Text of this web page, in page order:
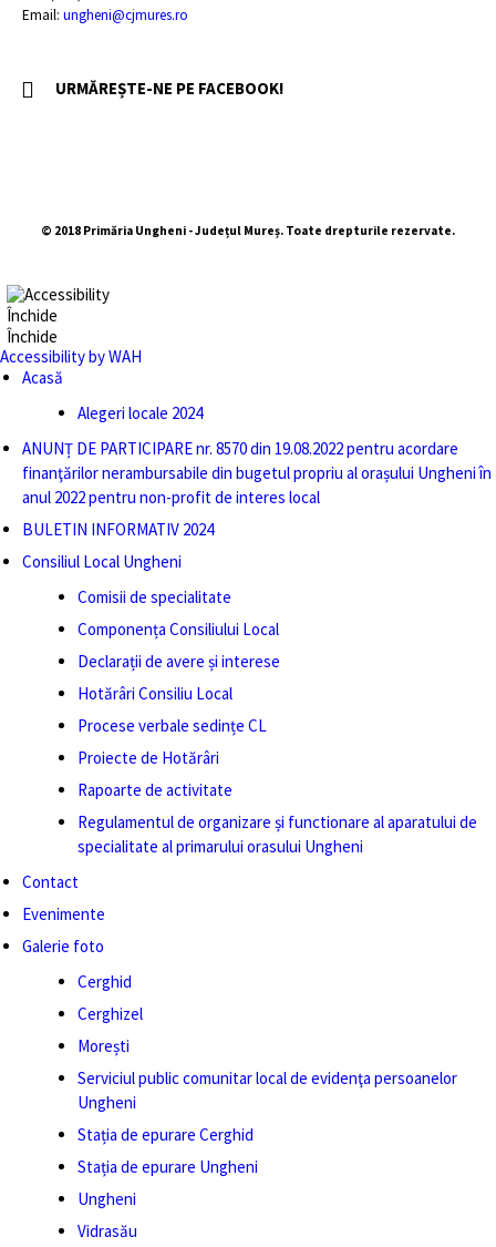
Email: ungheni@cjmures.ro
URMĂREȘTE-NE PE FACEBOOK!
© 2018 Primăria Ungheni - Județul Mureș. Toate drepturile rezervate.
Închide
Închide
Accessibility by WAH
Acasă
Alegeri locale 2024
ANUNȚ DE PARTICIPARE nr. 8570 din 19.08.2022 pentru acordare
finanţărilor nerambursabile din bugetul propriu al orașului Ungheni în
anul 2022 pentru non-profit de interes local
BULETIN INFORMATIV 2024
Consiliul Local Ungheni
Comisii de specialitate
Componența Consiliului Local
Declarații de avere și interese
Hotărâri Consiliu Local
Procese verbale sedințe CL
Proiecte de Hotărâri
Rapoarte de activitate
Regulamentul de organizare și functionare al aparatului de
specialitate al primarului orasului Ungheni
Contact
Evenimente
Galerie foto
Cerghid
Cerghizel
Morești
Serviciul public comunitar local de evidenţa persoanelor
Ungheni
Stația de epurare Cerghid
Stația de epurare Ungheni
Ungheni
Vidrasău